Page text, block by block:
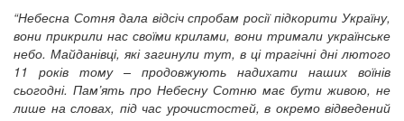
“Небесна Сотня дала відсіч спробам росії підкорити Україну,
вони прикрили нас своїми крилами, вони тримали українське
небо. Майданівці, які загинули тут, в ці трагічні дні лютого
11 років тому – продовжують надихати наших воїнів
сьогодні. Пам’ять про Небесну Сотню має бути живою, не
лише на словах, під час урочистостей, в окремо відведений